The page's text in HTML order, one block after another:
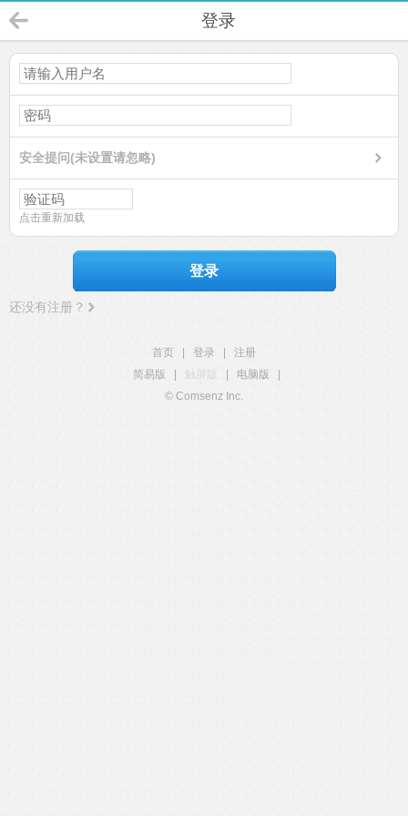
登录
安全提问(未设置请忽略)
点击重新加载
登录
还没有注册？
首页 登录
注册
简易版
触屏版 电脑版
© Comsenz Inc.